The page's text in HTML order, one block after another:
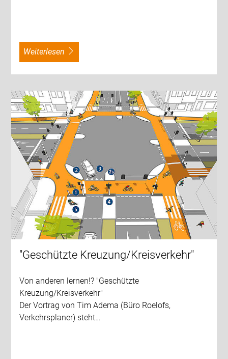
weiterlesen
"Geschützte Kreuzung/Kreisverkehr"
Von anderen lernen!? "Geschützte
Kreuzung/Kreisverkehr"
Der Vortrag von Tim Adema (Büro Roelofs,
Verkehrsplaner) steht…